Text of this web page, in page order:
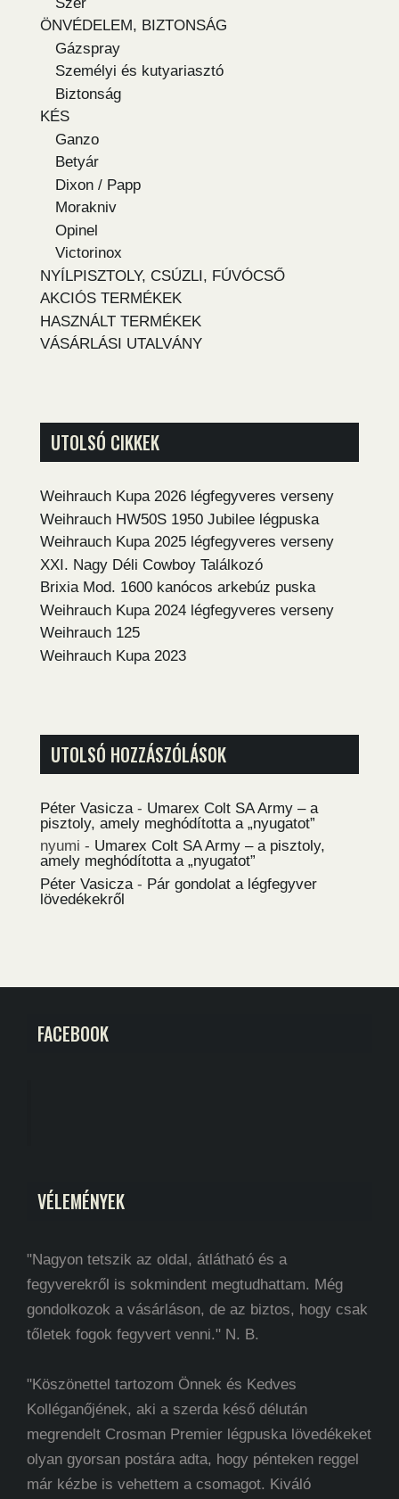
ÖNVÉDELEM, BIZTONSÁG
Gázspray
Személyi és kutyariasztó
Biztonság
KÉS
Ganzo
Betyár
Dixon / Papp
Morakniv
Opinel
Victorinox
NYÍLPISZTOLY, CSÚZLI, FÚVÓCSŐ
AKCIÓS TERMÉKEK
HASZNÁLT TERMÉKEK
VÁSÁRLÁSI UTALVÁNY
UTOLSÓ CIKKEK
Weihrauch Kupa 2026 légfegyveres verseny
Weihrauch HW50S 1950 Jubilee légpuska
Weihrauch Kupa 2025 légfegyveres verseny
XXI. Nagy Déli Cowboy Találkozó
Brixia Mod. 1600 kanócos arkebúz puska
Weihrauch Kupa 2024 légfegyveres verseny
Weihrauch 125
Weihrauch Kupa 2023
UTOLSÓ HOZZÁSZÓLÁSOK
Péter Vasicza - Umarex Colt SA Army – a
pisztoly, amely meghódította a „nyugatot”
nyumi - Umarex Colt SA Army – a pisztoly,
amely meghódította a „nyugatot”
Péter Vasicza - Pár gondolat a légfegyver
lövedékekről
FACEBOOK
VÉLEMÉNYEK
"Nagyon tetszik az oldal, átlátható és a
fegyverekről is sokmindent megtudhattam. Még
gondolkozok a vásárláson, de az biztos, hogy csak
tőletek fogok fegyvert venni." N. B.
"Köszönettel tartozom Önnek és Kedves
Kolléganőjének, aki a szerda késő délután
megrendelt Crosman Premier légpuska lövedékeket
olyan gyorsan postára adta, hogy pénteken reggel
már kézbe is vehettem a csomagot. Kiváló